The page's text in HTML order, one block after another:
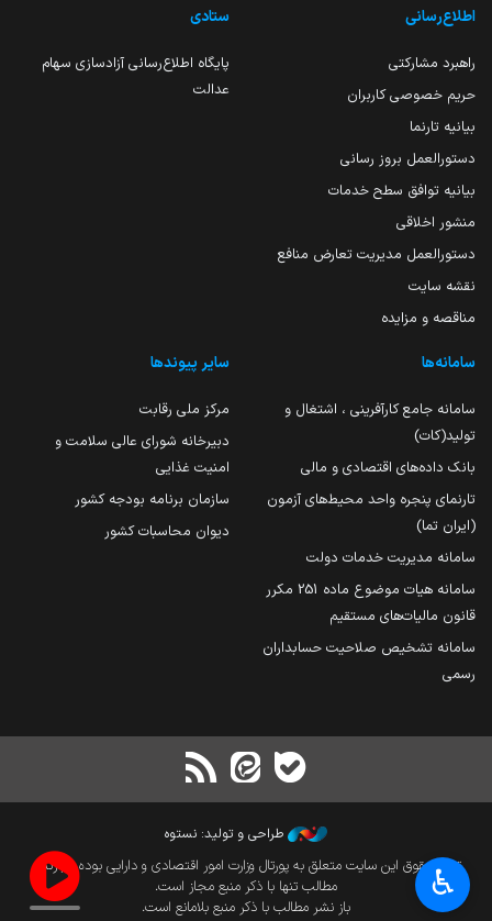
اطلاع‌رسانی
راهبرد مشارکتی
حریم خصوصی کاربران
بیانیه تارنما
دستورالعمل بروز رسانی
بیانیه توافق سطح خدمات
منشور اخلاقی
دستورالعمل مدیریت تعارض منافع
نقشه سایت
مناقصه و مزایده
ستادی
پایگاه اطلاع‌رسانی آزادسازی سهام
عدالت
سامانه‌ها
سامانه جامع کارآفرینی ، اشتغال و
تولید(کات)
بانک داده‌های اقتصادی و مالی
تارنمای پنجره واحد محیط‌های آزمون
(ایران تما)
سامانه مدیریت خدمات دولت
سامانه هیات موضوع ماده 251 مکرر
قانون مالیات‌های مستقیم
سامانه تشخیص صلاحیت حسابداران
رسمی
سایر پیوندها
مرکز ملی رقابت
دبیرخانه شورای عالی سلامت و
امنیت غذایی
سازمان برنامه بودجه کشور
دیوان محاسبات کشور
طراحی و تولید: نستوه
تمام حقوق این سایت متعلق به پورتال وزارت امور اقتصادی و دارایی بوده و بازنشر
مطالب تنها با ذکر منبع مجاز است.
باز نشر مطالب با ذکر منبع بلامانع است.
♿︎